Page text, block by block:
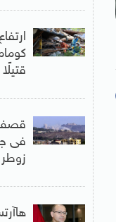
قتيلًا
قصف
فى
زوطر